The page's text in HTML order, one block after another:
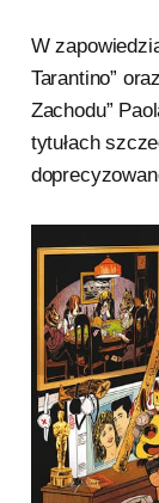
W
Tarantino”
Zachodu”
tytułach